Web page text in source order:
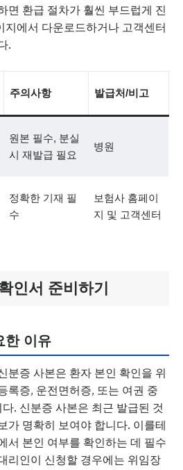
면 환급 절차가 훨씬 부드럽게 진
지에서 다운로드하거나 고객센터
.
주의사항 발급처/비고
원본 필수, 분실
시 재발급 필요
병원
정확한 기재 필
수
보험사 홈페이
지 및 고객센터
인서 준비하기
한 이유
분증 사본은 환자 본인 확인을 위
록증, 운전면허증, 또는 여권 중
. 신분증 사본은 최근 발급된 것
가 명확히 보여야 합니다. 이를테
서 본인 여부를 확인하는 데 필수
리인이 신청할 경우에는 위임장